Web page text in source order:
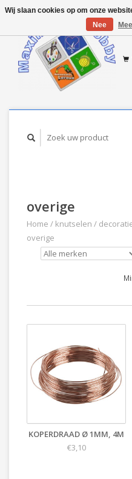
overige
Home / knutselen /
overige
KOPERDRAAD Ø 1MM, 4M
€3,10
Wij slaan cookies op om onze
Nee